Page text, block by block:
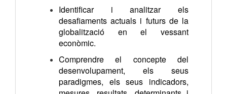
Identificar i analitzar els
desafiaments actuals i futurs de la
globalització en el vessant
econòmic.
Comprendre el concepte del
desenvolupament, els seus
paradigmes, els seus indicadors,